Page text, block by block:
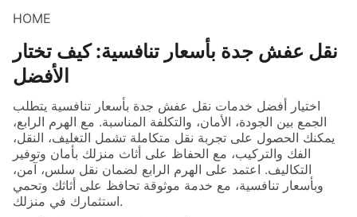
HOME
نقل عفش جدة بأسعار تنافسية: كيف تختار
الأفضل
اختيار أفضل خدمات نقل عفش جدة بأسعار تنافسية يتطلب
الجمع بين الجودة، الأمان، والتكلفة المناسبة. مع الهرم الرابع،
يمكنك الحصول على تجربة نقل متكاملة تشمل التغليف، النقل،
الفك والتركيب، مع الحفاظ على أثاث منزلك بأمان وتوفير
التكاليف. اعتمد على الهرم الرابع لضمان نقل سلس، آمن،
وبأسعار تنافسية، مع خدمة موثوقة تحافظ على أثاثك وتحمي
استثمارك في منزلك.